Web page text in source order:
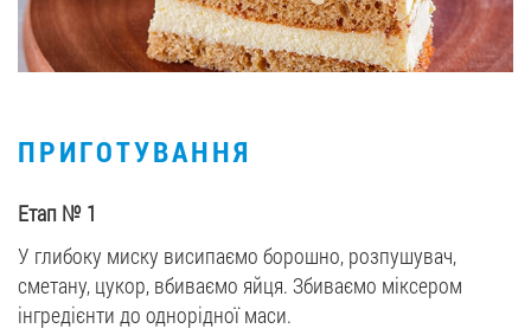
ПРИГОТУВАННЯ
Етап № 1
У глибоку миску висипаємо борошно, розпушувач,
сметану, цукор, вбиваємо яйця. Збиваємо міксером
інгредієнти до однорідної маси.